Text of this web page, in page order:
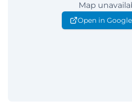
Map
Open in